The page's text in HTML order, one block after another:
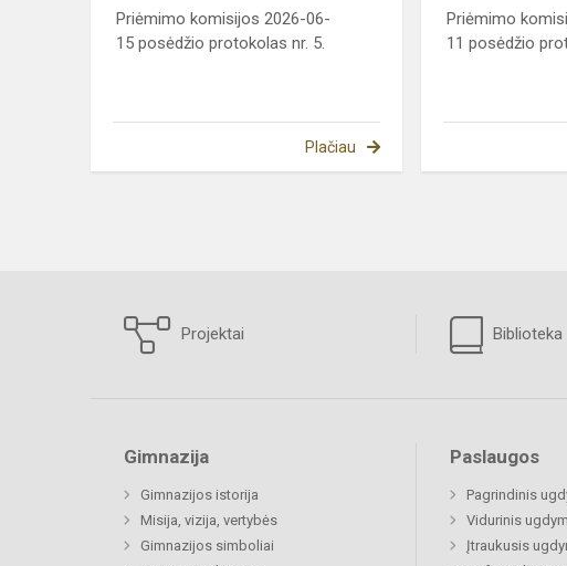
Priėmimo komisijos 2026-06-
15 posėdžio protokolas nr. 5.
Plačiau
Priėmimo
11 posėdžio
Projektai Biblioteka
Gimnazija
Gimnazijos istorija
Misija, vizija, vertybės
Gimnazijos simboliai
Paslaugos
Pagrindinis
Vidurinis
Įtraukusis